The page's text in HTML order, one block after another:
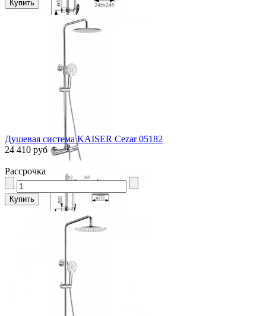
Душевая система KAISER Cezar 05182
24 410 руб
Рассрочка